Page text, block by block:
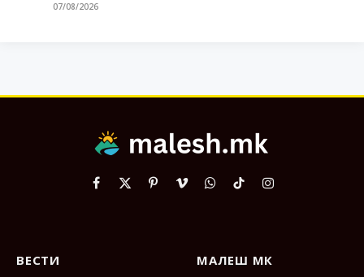
07/08/2026
Facebook
X
PinterestVimeoWhatsApp
TikTokInstagram
ВЕСТИ МАЛЕШ МК